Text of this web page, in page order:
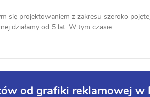
się projektowaniem z zakresu szeroko
działamy od 5 lat. W tym czasie...
od grafiki reklamowej w